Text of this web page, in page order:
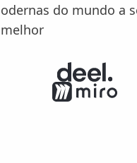
do mundo a